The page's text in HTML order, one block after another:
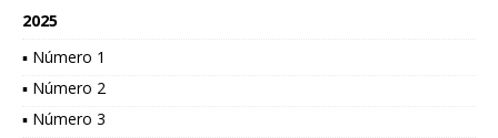
2025
▪ Número 1
▪ Número 2
▪ Número 3